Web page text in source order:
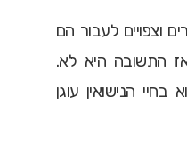
וצפויים לעבור הם
התשובה היא לא.
הנישואין עוגן